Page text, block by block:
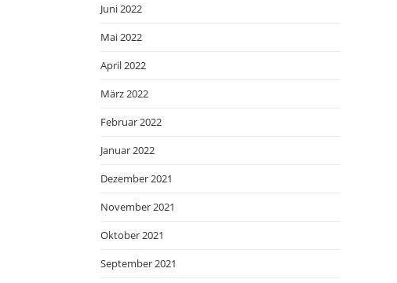
Juni 2022
Mai 2022
April 2022
März 2022
Februar 2022
Januar 2022
Dezember 2021
November 2021
Oktober 2021
September 2021